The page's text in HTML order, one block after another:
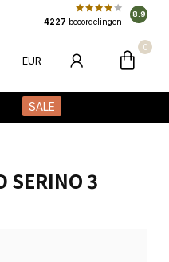
4227 beoordelingen
8.9
EUR
0
SALE
SERINO 3